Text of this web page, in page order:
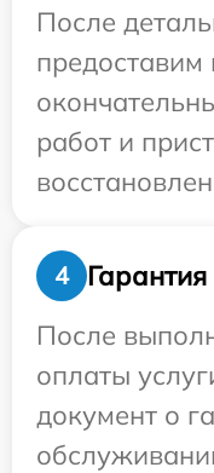
После
работ и
4
Гарантия
После
оплаты
документ о